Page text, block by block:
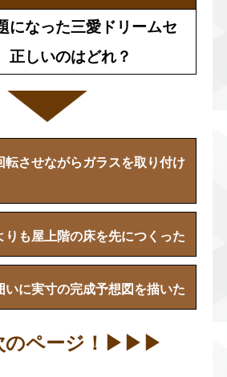
になった三愛ドリームセ
正しいのはどれ？
転させながらガラスを取り付け
りも屋上階の床を先につくった
いに実寸の完成予想図を描いた
のページ！▶︎ ▶︎ ▶︎